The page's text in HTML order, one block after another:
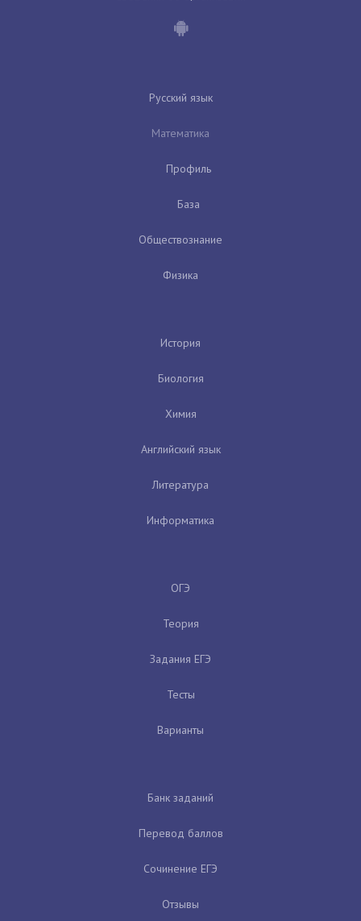
Русский язык
Математика
Профиль
База
Обществознание
Физика
История
Биология
Химия
Английский язык
Литература
Информатика
ОГЭ
Теория
Задания ЕГЭ
Тесты
Варианты
Банк заданий
Перевод баллов
Сочинение ЕГЭ
Отзывы